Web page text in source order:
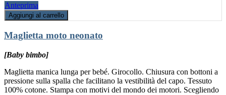
Anteprima
Aggiungi al carrello
Maglietta moto neonato
[Baby bimbo]
Maglietta manica lunga per bebé. Girocollo. Chiusura con bottoni a
pressione sulla spalla che facilitano la vestibilità del capo. Tessuto
100% cotone. Stampa con motivi del mondo dei motori. Scegliendo